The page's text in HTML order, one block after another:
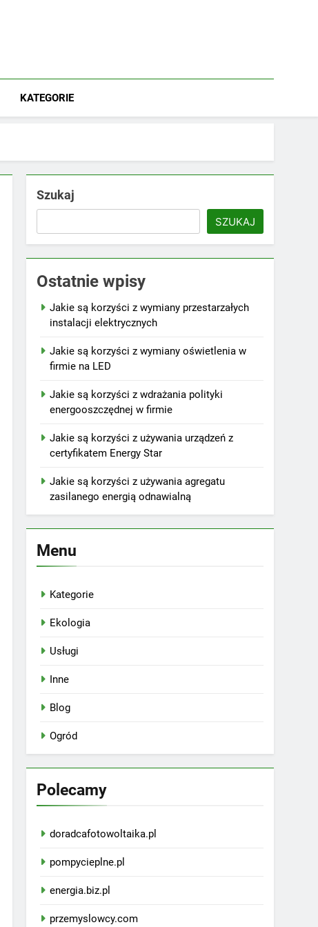
KATEGORIE
Szukaj
SZUKAJ
Ostatnie wpisy
Jakie są korzyści z wymiany przestarzałych
instalacji elektrycznych
Jakie są korzyści z wymiany oświetlenia w
firmie na LED
Jakie są korzyści z wdrażania polityki
energooszczędnej w firmie
Jakie są korzyści z używania urządzeń z
certyfikatem Energy Star
Jakie są korzyści z używania agregatu
zasilanego energią odnawialną
Menu
Kategorie
Ekologia
Usługi
Inne
Blog
Ogród
Polecamy
doradcafotowoltaika.pl
pompycieplne.pl
energia.biz.pl
przemyslowcy.com